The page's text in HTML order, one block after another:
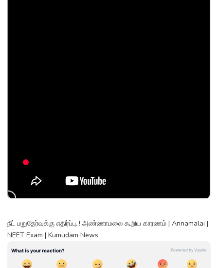
நீட் மறுதேர்வுக்கு எதிர்ப்பு..! அண்ணாமலை கூறிய காரணம் | Annamalai |
NEET Exam | Kumudam News